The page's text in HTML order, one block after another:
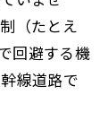
（たとえ
回避する機
線道路で